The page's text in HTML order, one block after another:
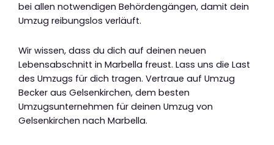
bei allen notwendigen Behördengängen, damit dein
Umzug reibungslos verläuft.
Wir wissen, dass du dich auf deinen neuen
Lebensabschnitt in Marbella freust. Lass uns die Last
des Umzugs für dich tragen. Vertraue auf Umzug
Becker aus Gelsenkirchen, dem besten
Umzugsunternehmen für deinen Umzug von
Gelsenkirchen nach Marbella.